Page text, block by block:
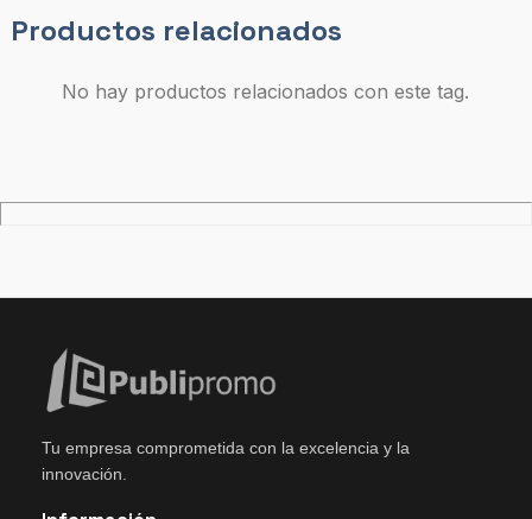
Productos relacionados
No hay productos relacionados con este tag.
Tu empresa comprometida con la excelencia y la
innovación.